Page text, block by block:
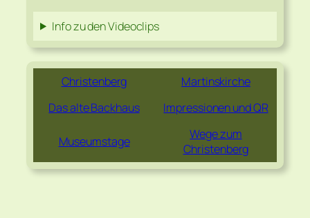
Info zu den Videoclips
Christenberg
Martinskirche
Das alte Backhaus
Impressionen und QR
Museumstage
Wege zum
Christenberg